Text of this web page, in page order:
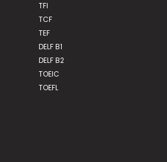
TFI
TCF
TEF
DELF B1
DELF B2
TOEIC
TOEFL